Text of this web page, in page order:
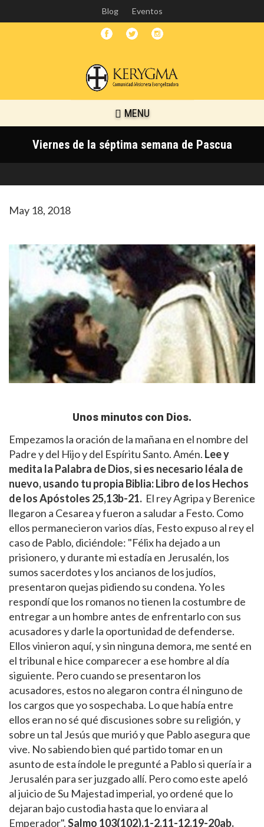
Skip
to
main
Blog Eventos
MENU
Viernes de la séptima semana de Pascua
May 18, 2018
Unos minutos con Dios.
Empezamos la oración de la mañana en el nombre del
Padre y del Hijo y del Espíritu Santo. Amén. Lee y
medita la Palabra de Dios, si es necesario léala de
nuevo, usando tu propia Biblia:Libro de los Hechos
de los Apóstoles 25,13b-21. El rey Agripa y Berenice
llegaron a Cesarea y fueron a saludar a Festo. Como
ellos permanecieron varios días, Festo expuso al rey el
caso de Pablo, diciéndole: "Félix ha dejado a un
prisionero, y durante mi estadía en Jerusalén, los
sumos sacerdotes y los ancianos de los judíos,
presentaron quejas pidiendo su condena. Yo les
respondí que los romanos no tienen la costumbre de
entregar a un hombre antes de enfrentarlo con sus
acusadores y darle la oportunidad de defenderse.
Ellos vinieron aquí, y sin ninguna demora, me senté en
el tribunal e hice comparecer a ese hombre al día
siguiente. Pero cuando se presentaron los
acusadores, estos no alegaron contra él ninguno de
los cargos que yo sospechaba. Lo que había entre
ellos eran no sé qué discusiones sobre su religión, y
sobre un tal Jesús que murió y que Pablo asegura que
vive. No sabiendo bien qué partido tomar en un
asunto de esta índole le pregunté a Pablo si quería ir a
Jerusalén para ser juzgado allí. Pero como este apeló
al juicio de Su Majestad imperial, yo ordené que lo
dejaran bajo custodia hasta que lo enviara al
Emperador".Salmo 103(102),1-2.11-12.19-20ab.